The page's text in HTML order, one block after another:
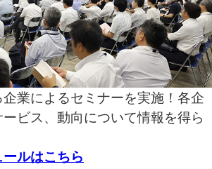
業によるセミナーを実施！各企
ビス、動向について情報を得ら
ルはこちら